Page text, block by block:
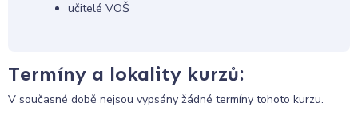
učitelé VOŠ
Termíny a lokality kurzů:
V současné době nejsou vypsány žádné termíny tohoto kurzu.